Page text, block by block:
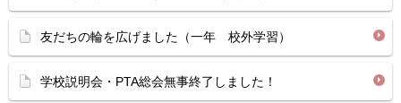
友だちの輪を広げました（一年 校外学習）
学校説明会・PTA総会無事終了しました！